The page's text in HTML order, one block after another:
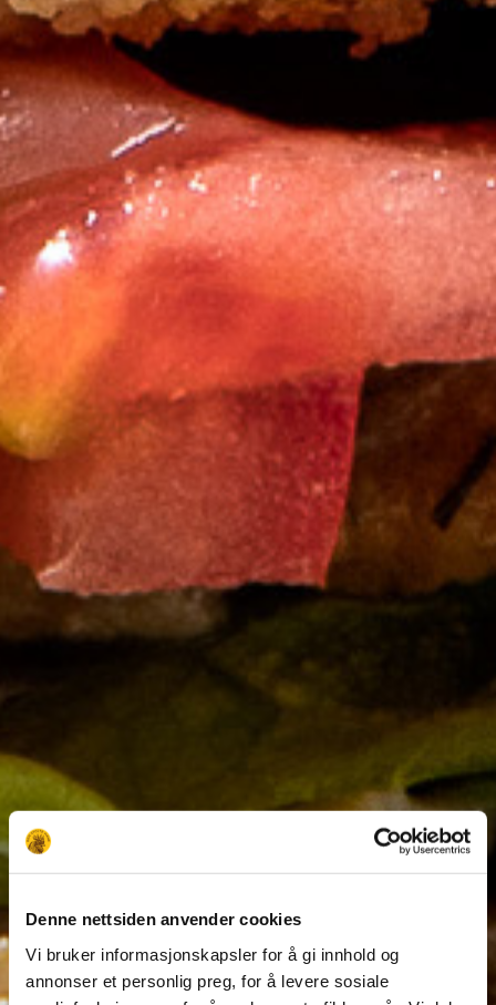
Denne nettsiden anvender cookies
Vi bruker informasjonskapsler for å gi innhold og
annonser et personlig preg, for å levere sosiale